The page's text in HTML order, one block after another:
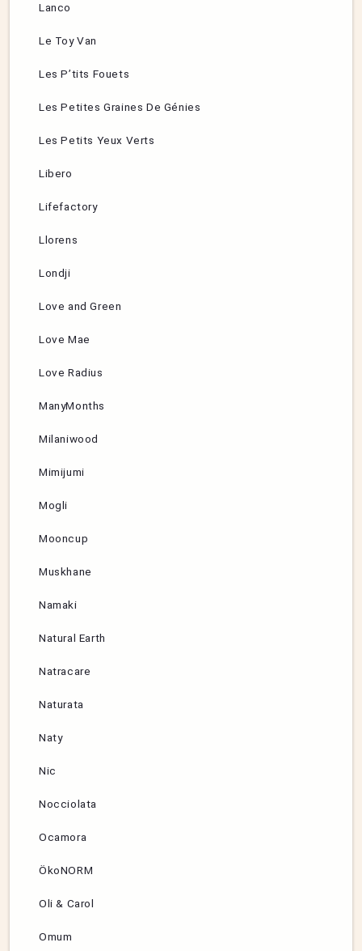
Lanco
Le Toy Van
Les P’tits Fouets
Les Petites Graines De Génies
Les Petits Yeux Verts
Libero
Lifefactory
Llorens
Londji
Love and Green
Love Mae
Love Radius
ManyMonths
Milaniwood
Mimijumi
Mogli
Mooncup
Muskhane
Namaki
Natural Earth
Natracare
Naturata
Naty
Nic
Nocciolata
Ocamora
ÖkoNORM
Oli & Carol
Omum